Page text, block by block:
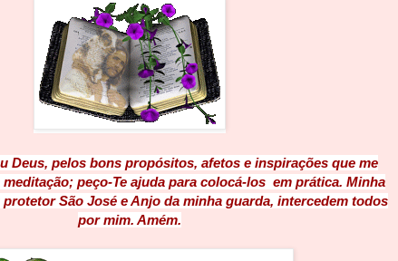
Deus, pelos bons propósitos, afetos e inspirações que me
peço-Te ajuda para colocá-los em prática. Minha
protetor São José e Anjo da minha guarda, intercedem todos
por mim. Amém.